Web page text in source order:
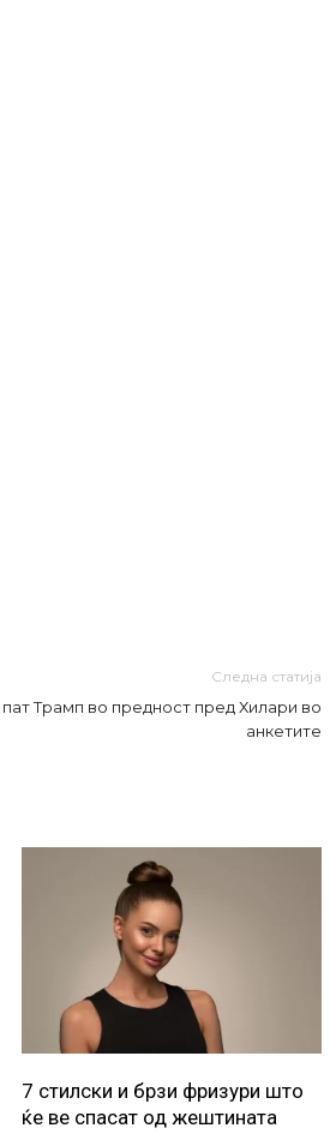
Следна статија
Трамп во предност пред Хилари во
анкетите
7 стилски и брзи фризури што
ќе ве спасат од жештината